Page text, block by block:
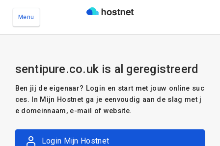
Menu
sentipure.co.uk is al geregistreerd
Ben jij de eigenaar? Login en start met jouw online suc
ces. In Mijn Hostnet ga je eenvoudig aan de slag met j
e domeinnaam, e-mail of website.
Login Mijn Hostnet